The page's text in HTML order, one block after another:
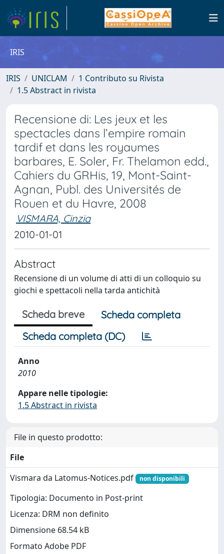
IRIS
IRIS UNICLAM
1 Contributo su Rivista
1.5 Abstract in rivista
Recensione di: Les jeux et les
spectacles dans l’empire romain
tardif et dans les royaumes
barbares, E. Soler, Fr. Thelamon edd.,
Cahiers du GRHis, 19, Mont-Saint-
Agnan, Publ. des Universités de
Rouen et du Havre, 2008
VISMARA, Cinzia
2010-01-01
Abstract
Recensione di un volume di atti di un colloquio su
giochi e spettacoli nella tarda antichità
Scheda breve
Scheda completa
Scheda completa (DC)
Anno
2010
Appare nelle tipologie:
1.5 Abstract in rivista
File in questo prodotto:
File
Vismara da Latomus-Notices.pdf
non disponibili
Tipologia: Documento in Post-print
Licenza: DRM non definito
Dimensione 68.54 kB
Formato Adobe PDF